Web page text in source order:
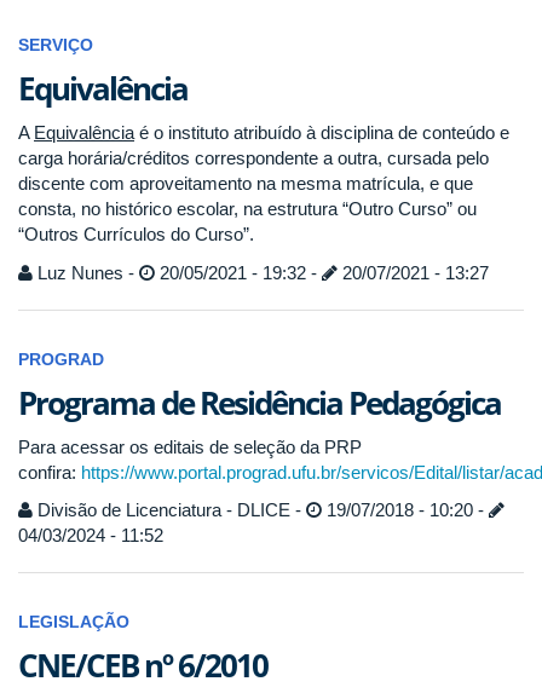
SERVIÇO
Equivalência
A Equivalência é o instituto atribuído à disciplina de conteúdo e
carga horária/créditos correspondente a outra, cursada pelo
discente com aproveitamento na mesma matrícula, e que
consta, no histórico escolar, na estrutura “Outro Curso” ou
“Outros Currículos do Curso”.
Luz Nunes -
20/05/2021 - 19:32 - 20/07/2021 - 13:27
PROGRAD
Programa de Residência Pedagógica
Para acessar os editais de seleção da PRP
confira: https://www.portal.prograd.ufu.br/servicos/Edital/listar/
Divisão de Licenciatura - DLICE -
19/07/2018 - 10:20 -
04/03/2024 - 11:52
LEGISLAÇÃO
CNE/CEB nº 6/2010